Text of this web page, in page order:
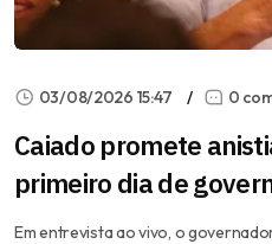
03/08/2026 15:47 0
Caiado promete
primeiro dia de
Em entrevista ao vivo, o